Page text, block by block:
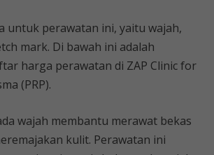
untuk perawatan ini, yaitu wajah,
mark. Di bawah ini adalah
harga perawatan di ZAP Clinic for
(PRP).
wajah membantu merawat bekas
kulit. Perawatan ini